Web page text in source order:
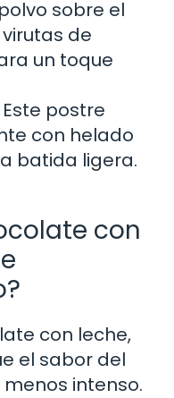
sobre el
de
un toque
postre
con helado
batida ligera.
con
con leche,
el sabor del
intenso.